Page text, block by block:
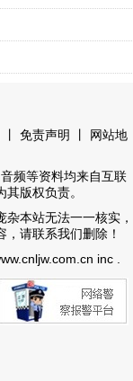
免责声明
网站地
频等资料均来自互联
版权负责。
本站无法一一核实，
请联系我们删除！
inc .